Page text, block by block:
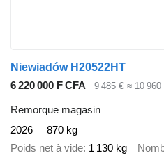
Niewiadów H20522HT
6 220 000 F CFA
9 485 € ≈ 10 960
Remorque magasin
2026
870 kg
Poids net à vide 1 130 kg